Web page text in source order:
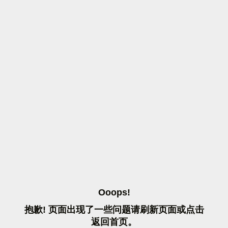
OOOPS!
抱歉! 页面出现了一些问题请刷 新页面或点击
返 回首页。